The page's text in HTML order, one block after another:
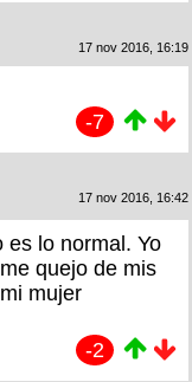
17 nov 2016, 16:19
-7
17 nov 2016, 16:42
es lo normal. Yo
quejo de mis
mujer
-2